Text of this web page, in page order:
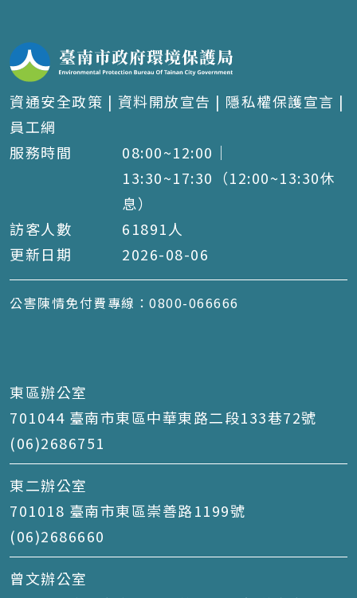
資通安全政策 | 資料開放宣告 | 隱私權保護宣言 |
員工網
服務時間
08:00~12:00｜
13:30~17:30（12:00~13:30休
息）
訪客人數
61891 人
更新日期
2026-08-06
公害陳情免付費專線：0800-066666
東區辦公室
701044 臺南市東區中華東路二段133巷72號
(06)2686751
東二辦公室
701018 臺南市東區崇善路1199號
(06)2686660
曾文辦公室